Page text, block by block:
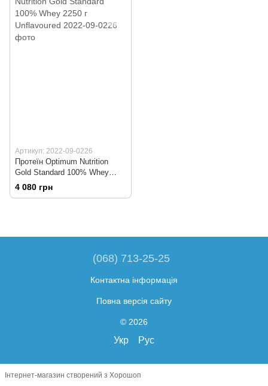
Артикул: 2022-09-0226
Протеїн Optimum Nutrition
Gold Standard 100% Whey
2250 г Unflavoured
4 080 грн
(068) 713-25-25
Контактна інформація
Повна версія сайту
© 2026
Укр Рус
Інтернет-магазин створений з Хорошоп